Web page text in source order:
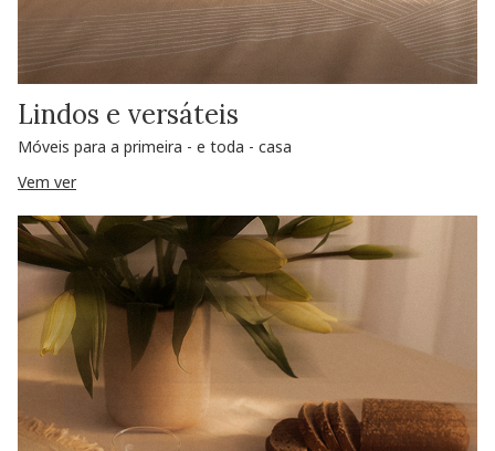
Lindos e versáteis
Móveis para a primeira - e toda - casa
Vem ver